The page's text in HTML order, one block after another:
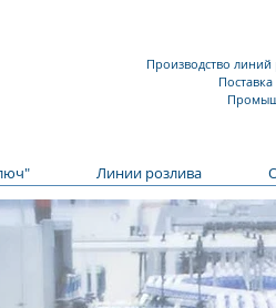
Производство
Линии розлива